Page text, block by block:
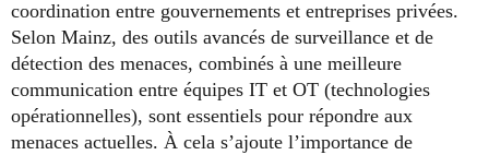
coordination entre gouvernements et entreprises privées.
Selon Mainz, des outils avancés de surveillance et de
détection des menaces, combinés à une meilleure
communication entre équipes IT et OT (technologies
opérationnelles), sont essentiels pour répondre aux
menaces actuelles. À cela s’ajoute l’importance de